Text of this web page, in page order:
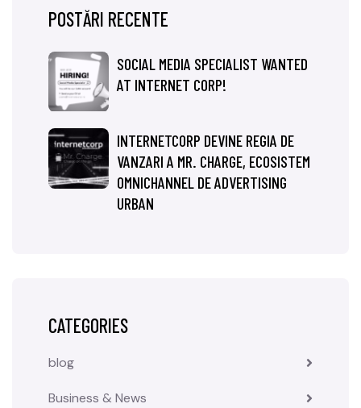
POSTĂRI RECENTE
SOCIAL MEDIA SPECIALIST WANTED
AT INTERNET CORP!
INTERNETCORP DEVINE REGIA DE
VANZARI A MR. CHARGE, ECOSISTEM
OMNICHANNEL DE ADVERTISING
URBAN
CATEGORIES
blog
Business & News